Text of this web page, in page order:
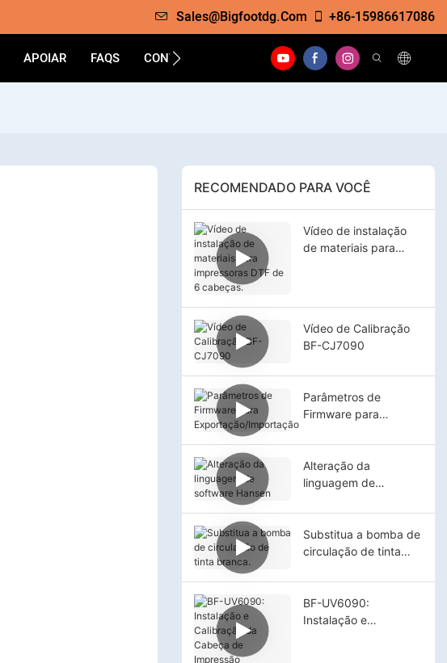
Sales@bigfootdg.com +86-15986617086
APOIAR FAQS CONTATO
RECOMENDADO PARA VOCÊ
Vídeo de instalação
de materiais para
Vídeo de Calibração
BF-CJ7090
Parâmetros de
Firmware para
o
Alteração da
linguagem de
Substitua a bomba de
circulação de tinta
BF-UV6090:
Instalação e